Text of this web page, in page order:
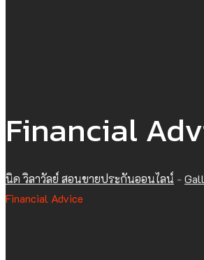
Financial
นิด วิลาวัลย์ สอนขายประกันออนไลน์ -
Financial Advice